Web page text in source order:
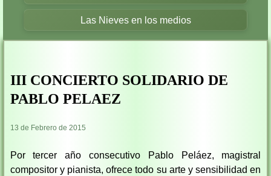
Las Nieves en los medios
III CONCIERTO SOLIDARIO DE
PABLO PELAEZ
13 de Febrero de 2015
Por tercer año consecutivo Pablo Peláez, magistral
compositor y pianista, ofrece todo su arte y sensibilidad en